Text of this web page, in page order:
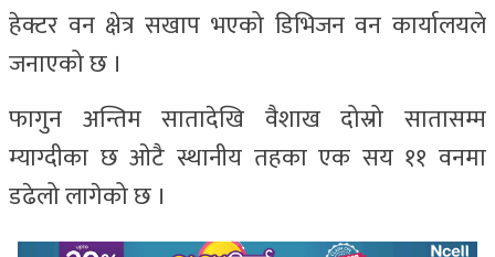
हेक्टर वन क्षेत्र सखाप भएको डिभिजन वन कार्यालयले
जनाएको छ ।
फागुन अन्तिम सातादेखि वैशाख दोस्रो सातासम्म
म्याग्दीका छ ओटै स्थानीय तहका एक सय ११ वनमा
डढेलो लागेको छ ।